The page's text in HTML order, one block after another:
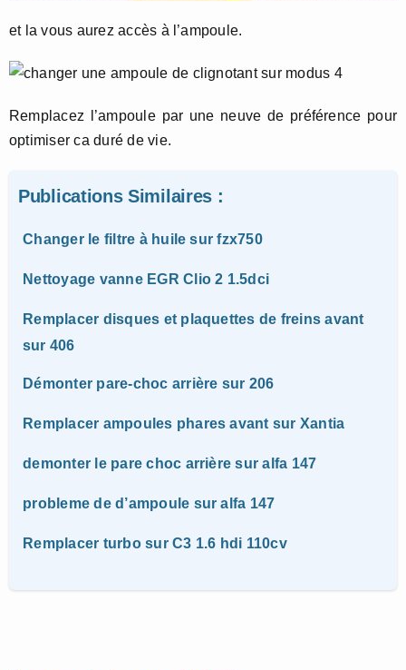
et la vous aurez accès à l’ampoule.
Remplacez l’ampoule par une neuve de préférence pour
optimiser ca duré de vie.
Publications Similaires :
Changer le filtre à huile sur fzx750
Nettoyage vanne EGR Clio 2 1.5dci
Remplacer disques et plaquettes de freins avant
sur 406
Démonter pare-choc arrière sur 206
Remplacer ampoules phares avant sur Xantia
demonter le pare choc arrière sur alfa 147
probleme de d’ampoule sur alfa 147
Remplacer turbo sur C3 1.6 hdi 110cv